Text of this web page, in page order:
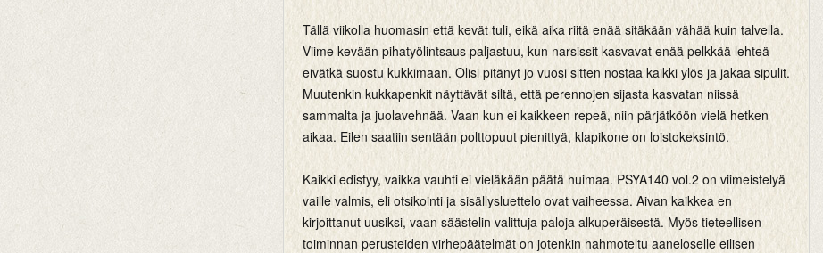
Tällä viikolla huomasin että kevät tuli, eikä aika riitä enää sitäkään vähää kuin talvella.
Viime kevään pihatyölintsaus paljastuu, kun narsissit kasvavat enää pelkkää lehteä
eivätkä suostu kukkimaan. Olisi pitänyt jo vuosi sitten nostaa kaikki ylös ja jakaa sipulit.
Muutenkin kukkapenkit näyttävät siltä, että perennojen sijasta kasvatan niissä
sammalta ja juolavehnää. Vaan kun ei kaikkeen repeä, niin pärjätköön vielä hetken
aikaa. Eilen saatiin sentään polttopuut pienittyä, klapikone on loistokeksintö.
Kaikki edistyy, vaikka vauhti ei vieläkään päätä huimaa. PSYA140 vol.2 on viimeistelyä
vaille valmis, eli otsikointi ja sisällysluettelo ovat vaiheessa. Aivan kaikkea en
kirjoittanut uusiksi, vaan säästelin valittuja paloja alkuperäisestä. Myös tieteellisen
toiminnan perusteiden virhepäätelmät on jotenkin hahmoteltu aaneloselle eilisen